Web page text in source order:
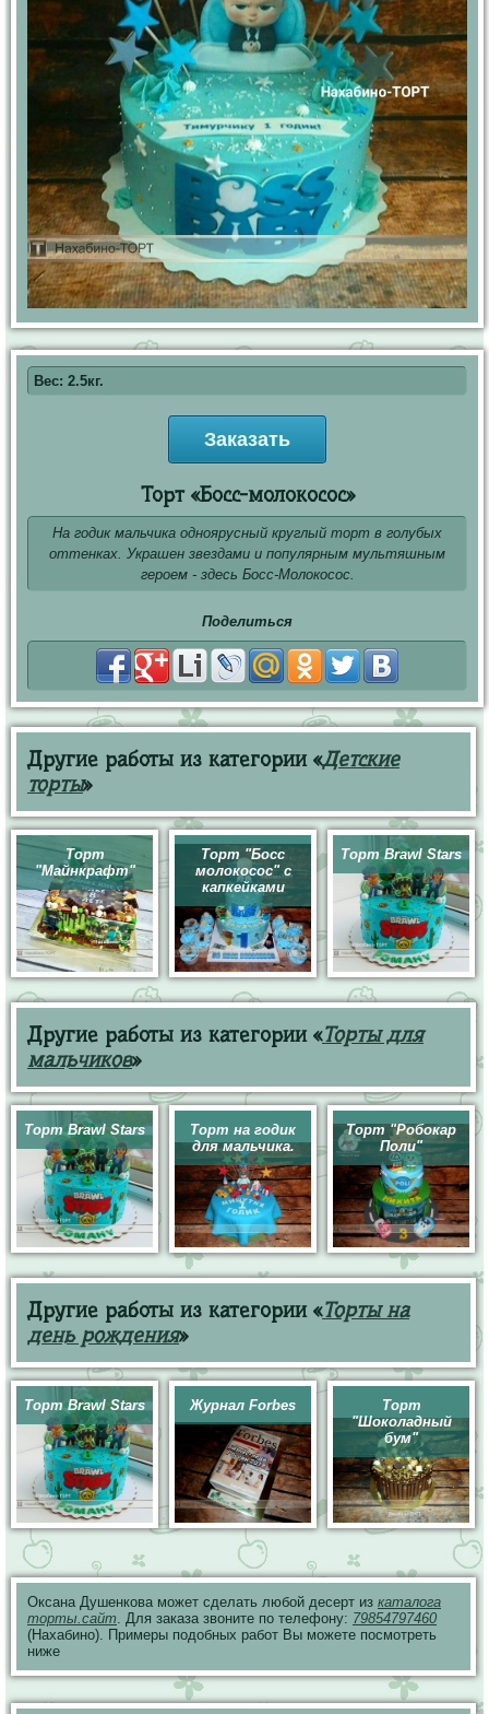
Вес: 2.5кг.
Заказать
Торт «Босс-молокосос»
На годик мальчика одноярусный круглый торт в голубых
оттенках. Украшен звездами и популярным мультяшным
героем - здесь Босс-Молокосос.
Поделиться
Другие работы из категории «Детские
торты»
Торт
"Майнкрафт"
Торт "Босс
молокосос" с
капкейками
Торт Brawl Stars
Другие работы из категории «Торты для
мальчиков»
Торт Brawl Stars
Торт на годик
для мальчика.
Торт "Робокар
Поли"
Другие работы из категории «Торты на
день рождения»
Торт Brawl Stars Журнал Forbes
Торт
"Шоколадный
бум"
Оксана Душенкова может сделать любой десерт из каталога
торты.сайт. Для заказа звоните по телефону: 79854797460
(Нахабино). Примеры подобных работ Вы можете посмотреть
ниже